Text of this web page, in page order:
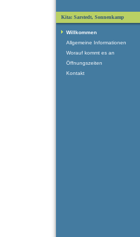
Kita: Sarstedt, Sonnenkamp
Willkommen
Allgemeine Informationen
Worauf kommt es an
Öffnungszeiten
Kontakt